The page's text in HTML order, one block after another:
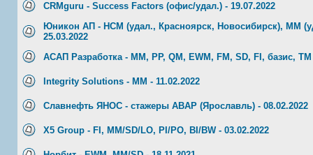
CRMguru - Success Factors (офис/удал.) - 19.07.2022
Юникон АП - НСМ (удал., Красноярск, Новосибирск), ММ
25.03.2022
АСАП Разработка - MM, PP, QM, EWM, FM, SD, FI, базис, TM
Integrity Solutions - MM - 11.02.2022
Славнефть ЯНОС - стажеры ABAP (Ярославль) - 08.02.2022
X5 Group - FI, MM/SD/LO, PI/PO, BI/BW - 03.02.2022